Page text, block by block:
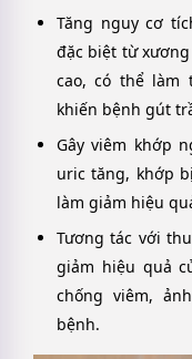
Tăng nguy cơ
đặc biệt từ
cao, có thể làm
khiến bệnh gút
Gây viêm khớp
uric tăng, khớp
làm giảm hiệu
Tương tác với
giảm hiệu quả
chống viêm,
bệnh.